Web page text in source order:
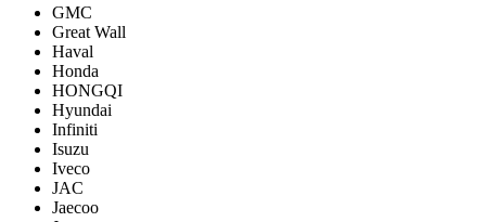
GMC
Great Wall
Haval
Honda
HONGQI
Hyundai
Infiniti
Isuzu
Iveco
JAC
Jaecoo